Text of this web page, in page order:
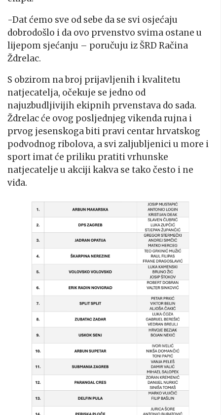
-Dat ćemo sve od sebe da se svi osjećaju
dobrodošlo i da ovo prvenstvo svima ostane u
lijepom sjećanju – poručuju iz ŠRD Račina
Ždrelac.
S obzirom na broj prijavljenih i kvalitetu
natjecatelja, očekuje se jedno od
najuzbudljivijih ekipnih prvenstava do sada.
Ždrelac će ovog posljednjeg vikenda rujna i
prvog jesenskoga biti pravi centar hrvatskog
podvodnog ribolova, a svi zaljubljenici u more i
sport imat će priliku pratiti vrhunske
natjecatelje u akciji kakva se tako često i ne
viđa.